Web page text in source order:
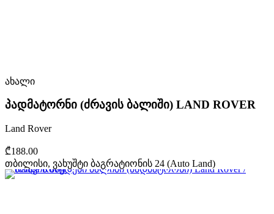
ახალი
პადმატორნი (ძრავის ბალიში) LAND ROVER
Land Rover
₾188.00
თბილისი, ვახუშტი ბაგრატიონის 24 (Auto Land)